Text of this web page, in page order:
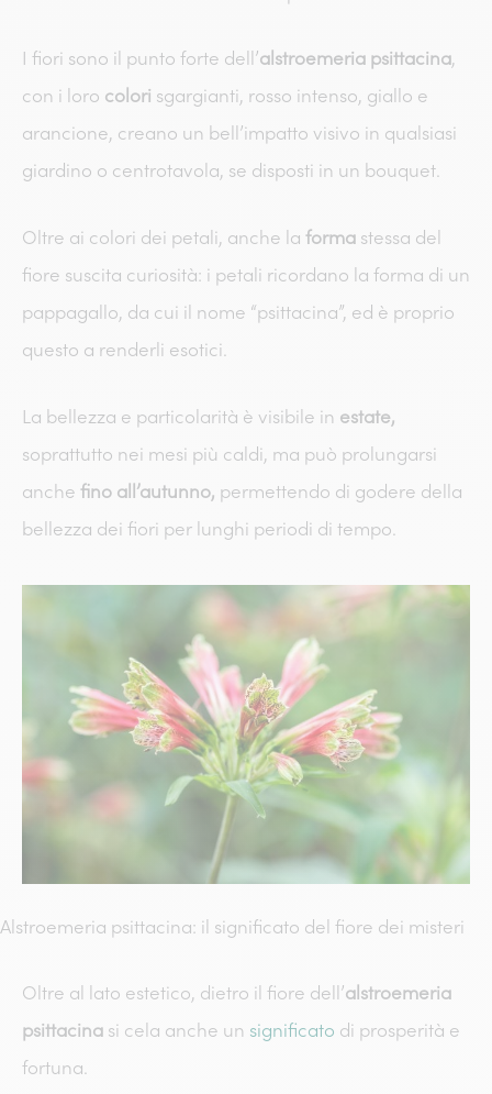
I fiori sono il punto forte dell’alstroemeria psittacina,
con i loro colori sgargianti, rosso intenso, giallo e
arancione, creano un bell’impatto visivo in qualsiasi
giardino o centrotavola, se disposti in un bouquet.
Oltre ai colori dei petali, anche la forma stessa del
fiore suscita curiosità: i petali ricordano la forma di un
pappagallo, da cui il nome “psittacina”, ed è proprio
questo a renderli esotici.
La bellezza e particolarità è visibile in estate,
soprattutto nei mesi più caldi, ma può prolungarsi
anche fino all’autunno, permettendo di godere della
bellezza dei fiori per lunghi periodi di tempo.
Alstroemeria psittacina: il significato del fiore dei misteri
Oltre al lato estetico, dietro il fiore dell’alstroemeria
psittacina si cela anche un significato di prosperità e
fortuna.